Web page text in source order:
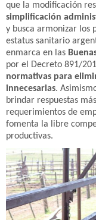
que la modificación
simplificación
y busca armonizar los
estatus sanitario
enmarca en las
por el Decreto 891/
normativas para
innecesarias.
brindar respuestas
requerimientos de
fomenta la libre
productivas.